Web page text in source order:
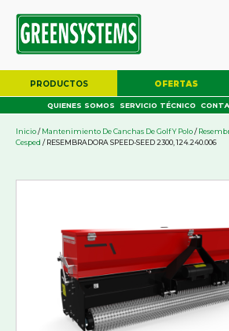
PRODUCTOS OFERTAS
QUIENES SOMOS SERVICIO TÉCNICO
Inicio/Mantenimiento De Canchas De Golf Y Polo/
Cesped / RESEMBRADORA SPEED-SEED 2300, 124.240.006